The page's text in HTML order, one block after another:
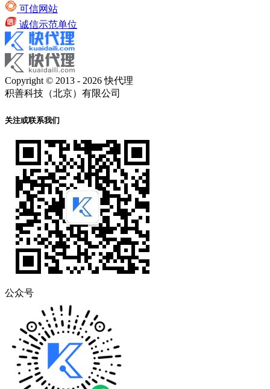
可信网站
诚信示范单位
Copyright © 2013 - 2026 快代理
积善科技（北京）有限公司
关注或联系我们
公众号